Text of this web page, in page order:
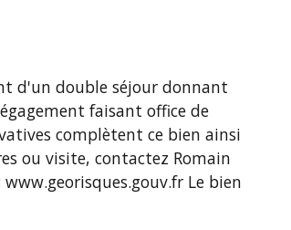
d'un double séjour donnant
faisant office de
complètent ce bien ainsi
ou visite, contactez Romain
Le bien